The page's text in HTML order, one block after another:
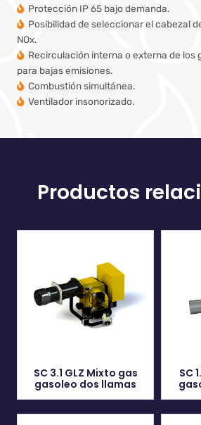
Protección IP 65 bajo demanda.
Posibilidad de seleccionar el cabezal
NOx.
Recirculación interna o externa de los
para bajas emisiones.
Combustión simultánea.
Ventilador insonorizado.
Productos
SC 3.1 GLZ Mixto gas
gasoleo dos llamas
SC